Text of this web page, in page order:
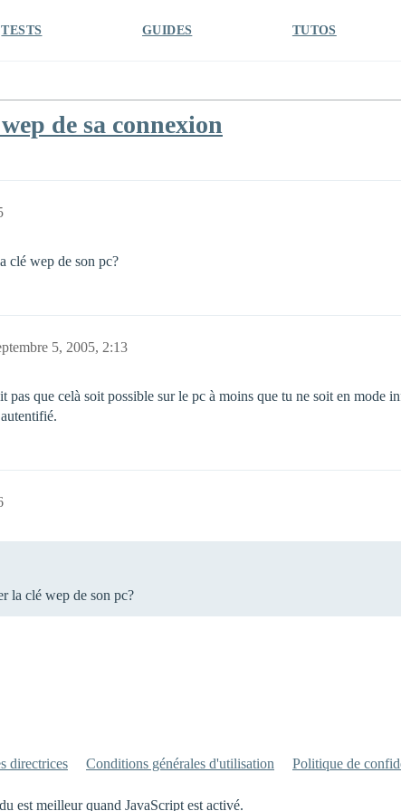
TESTS GUIDES TUTOS
de sa connexion
clé wep de son pc?
5, 2005, 2:13
pas que celà soit possible sur le pc à moins que tu ne soit en
la clé wep de son pc?
directrices Conditions générales d'utilisation Politique de
est meilleur quand JavaScript est activé.